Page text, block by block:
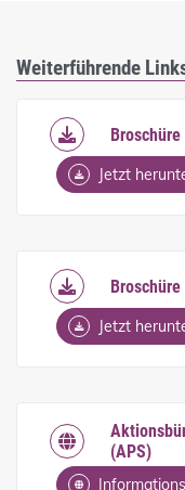
Weiterführende
Jetzt
Jetzt
(APS)